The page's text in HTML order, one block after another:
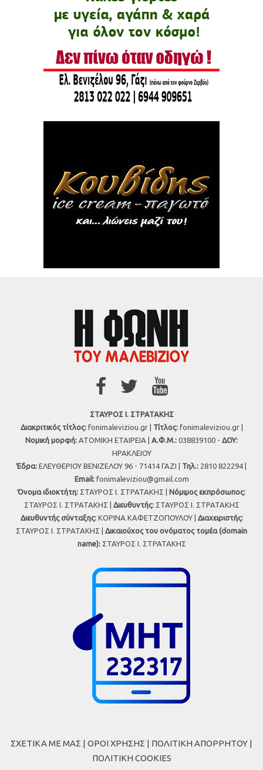
ΣΤΑΥΡΟΣ Ι. ΣΤΡΑΤΑΚΗΣ
Διακριτικός τίτλος:fonimaleviziou.gr | Τίτλος:fonimaleviziou.gr |
Νομική μορφή: ΑΤΟΜΙΚΗ ΕΤΑΙΡΕΙΑ | Α.Φ.Μ.: 038839100 - ΔΟΥ:
ΗΡΑΚΛΕΙΟΥ
Έδρα: ΕΛΕΥΘΕΡΙΟΥ ΒΕΝΙΖΕΛΟΥ 96 - 71414 ΓΑΖΙ | Τηλ.: 2810 822294 |
Εmail: fonimaleviziou@gmail.com
Όνομα ιδιοκτήτη: ΣΤΑΥΡΟΣ Ι. ΣΤΡΑΤΑΚΗΣ | Νόμιμος εκπρόσωπος:
ΣΤΑΥΡΟΣ Ι. ΣΤΡΑΤΑΚΗΣ | Διευθυντής:ΣΤΑΥΡΟΣ Ι. ΣΤΡΑΤΑΚΗΣ
Διευθυντής σύνταξης:ΚΟΡΙΝΑ ΚΑΦΕΤΖΟΠΟΥΛΟΥ | Διαχειριστής:
ΣΤΑΥΡΟΣ Ι. ΣΤΡΑΤΑΚΗΣ | Δικαιούχος του ονόματος τομέα (domain
name):ΣΤΑΥΡΟΣ Ι. ΣΤΡΑΤΑΚΗΣ
ΣΧΕΤΙΚΑ ΜΕ ΜΑΣ | ΟΡΟΙ ΧΡΗΣΗΣ | ΠΟΛΙΤΙΚΗ ΑΠΟΡΡΗΤΟΥ |
ΠΟΛΙΤΙΚΗ COOKIES